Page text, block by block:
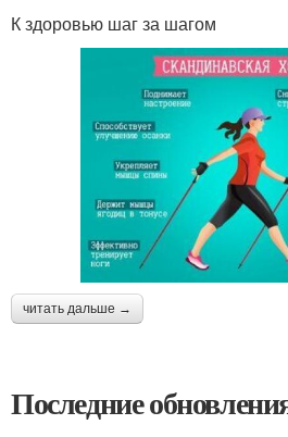
К здоровью шаг за шагом
читать дальше →
Последние